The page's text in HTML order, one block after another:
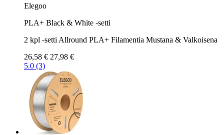
Elegoo
PLA+ Black & White -setti
2 kpl -setti Allround PLA+ Filamentia Mustana & Valkoisena
26,58 € 27,98 €
5.0 (3)